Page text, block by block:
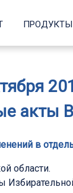
ПРОДУКТЫ
акты
в
области.